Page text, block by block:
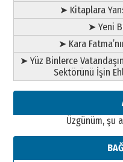
➤ Kitaplara
➤ Yeni
➤ Kara
➤ Yüz Binlerce
Sektörünü İşin
Üzgünüm, şu